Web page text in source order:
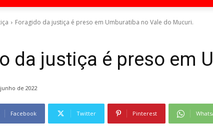
Foragido da justiça é preso em Umburatiba no Vale do Mucuri.
da justiça é preso em
de 2022
Facebook Twitter Pinterest